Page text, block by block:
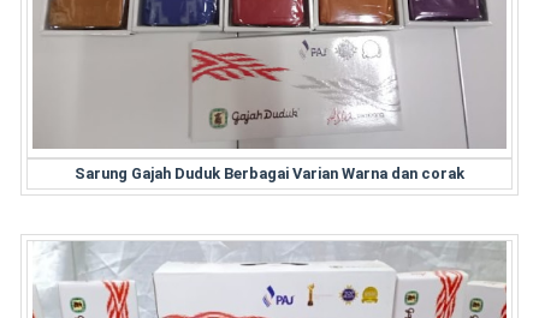
Sarung Gajah Duduk Berbagai Varian Warna dan corak